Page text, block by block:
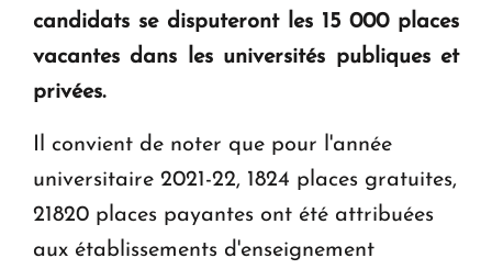
candidats se disputeront les 15 000 places
vacantes dans les universités publiques et
privées.
Il convient de noter que pour l'année
universitaire 2021-22, 1824 places gratuites,
21820 places payantes ont été attribuées
aux établissements d'enseignement